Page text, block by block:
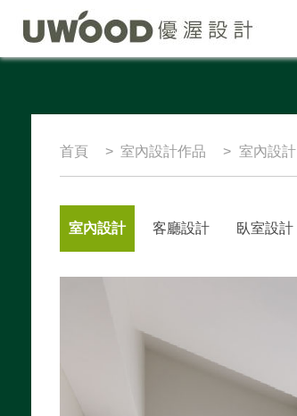
首頁 室內設計作品 室內設計
室內設計 客廳設計 臥室設計